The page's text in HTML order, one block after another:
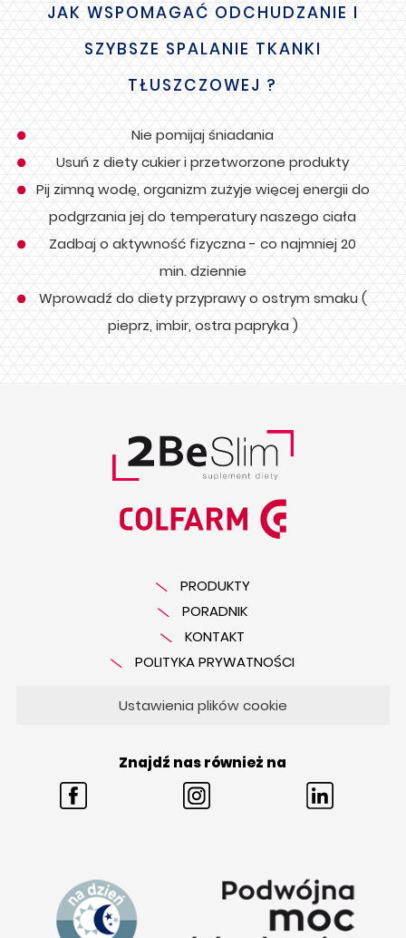
JAK WSPOMAGAĆ ODCHUDZANIE I
SZYBSZE SPALANIE TKANKI
TŁUSZCZOWEJ ?
Nie pomijaj śniadania
Usuń z diety cukier i przetworzone produkty
Pij zimną wodę, organizm zużyje więcej energii do
podgrzania jej do temperatury naszego ciała
Zadbaj o aktywność fizyczna - co najmniej 20
min. dziennie
Wprowadź do diety przyprawy o ostrym smaku (
pieprz, imbir, ostra papryka )
PRODUKTY
PORADNIK
KONTAKT
POLITYKA PRYWATNOŚCI
Ustawienia plików cookie
Znajdź nas również na